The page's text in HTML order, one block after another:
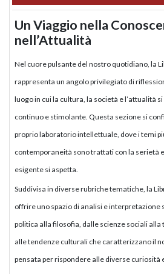
Un Viaggio nella
nell’Attualità
Nel cuore pulsante del nostro quotidiano, la
rappresenta un angolo privilegiato di
luogo in cui la cultura, la società e l’attualità
continuo e stimolante. Questa sezione si
proprio laboratorio intellettuale, dove i temi
contemporaneità sono trattati con la serietà
esigente si aspetta.
Suddivisa in diverse rubriche tematiche, la
offrire uno spazio di analisi e interpretazione
politica alla filosofia, dalle scienze sociali
alle tendenze culturali che caratterizzano il
pensata per rispondere alle diverse curiosità